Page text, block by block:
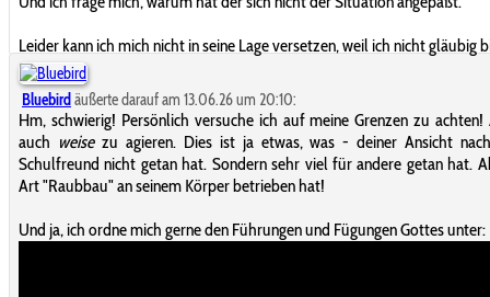
Leider kann ich mich nicht in seine Lage versetzen, weil ich nicht gläubig
Bluebird äußerte darauf am 13.06.26 um 20:10:
Hm, schwierig! Persönlich versuche ich auf meine Grenzen zu
auch weise zu agieren. Dies ist ja etwas, was - deiner Ansicht
Schulfreund nicht getan hat. Sondern sehr viel für andere getan hat.
Art "Raubbau" an seinem Körper betrieben hat!
Und ja, ich ordne mich gerne den Führungen und Fügungen Gottes unter: